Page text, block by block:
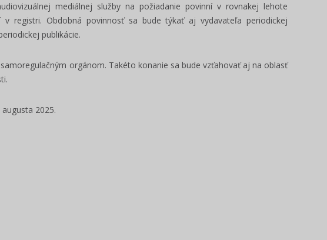
mediálnej služby na požiadanie povinní v rovnakej lehote
registri. Obdobná povinnosť sa bude týkať aj vydavateľa periodickej
publikácie.
orgánom. Takéto konanie sa bude vzťahovať aj na oblasť
2025.